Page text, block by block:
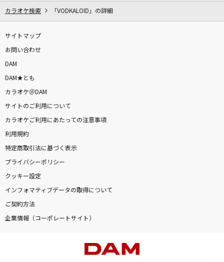
カラオケ検索 「VODKALOID」の詳細
サイトマップ
お問い合わせ
DAM
DAM★とも
カラオケ＠DAM
サイトのご利用について
カラオケご利用にあたっての注意事項
利用規約
特定商取引法に基づく表示
プライバシーポリシー
クッキー設定
インフォマティブデータの取得について
ご契約方法
企業情報（コーポレートサイト）